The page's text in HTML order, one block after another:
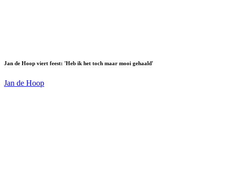
Jan de Hoop viert feest: 'Heb ik het toch maar mooi gehaald'
Jan de Hoop